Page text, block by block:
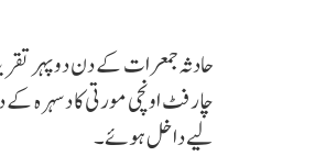
لیے داخل ہوئے۔